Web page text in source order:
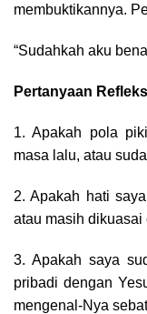
membuktikannya.
“Sudahkah aku
Pertanyaan
1. Apakah pola
masa lalu, atau
2. Apakah hati
atau masih
3. Apakah saya
pribadi dengan
mengenal-Nya